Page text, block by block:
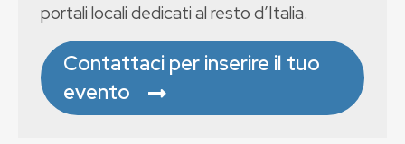
portali locali dedicati al resto d’Italia.
Contattaci per inserire il tuo
evento